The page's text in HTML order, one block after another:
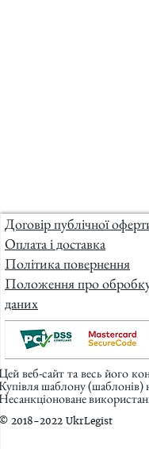
Договір публічної
Оплата і доставка
Політика повернення
Положення про
даних
веб-сайт та весь його
шаблону (шаблонів)
2018-2022 UkrLegist